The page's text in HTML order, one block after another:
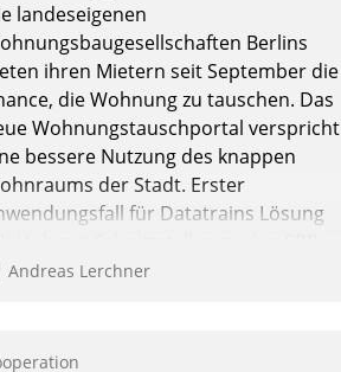
landeseigenen
Berlins
ihren Mietern seit September die
die Wohnung zu tauschen. Das
Wohnungstauschportal verspricht
bessere Nutzung des knappen
der Stadt. Erster
für Datatrains Lösung
der Unternehmen.
Andreas Lerchner